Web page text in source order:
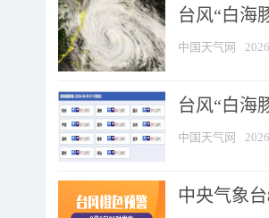
台风“白海
中国天气网
台风“白海
中国天气网
中央气象